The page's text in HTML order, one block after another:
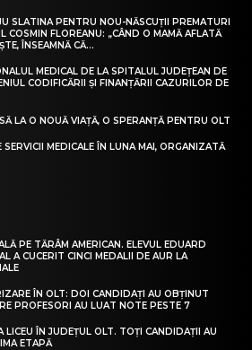
SLATINA PENTRU NOU-NĂSCUȚII PREMATURI
COSMIN FLOREANU: „CÂND O MAMĂ AFLATĂ
ÎNSEAMNĂ CĂ...
MEDICAL DE LA SPITALUL JUDEȚEAN DE
CODIFICĂRII ȘI FINANȚĂRII CAZURILOR DE
LA O NOUĂ VIAȚĂ, O SPERANȚĂ PENTRU OLT
MEDICALE ÎN LUNA MAI, ORGANIZATĂ
PE TĂRÂM AMERICAN. ELEVUL EDUARD
A CUCERIT CINCI MEDALII DE AUR LA
ÎN OLT: DOI CANDIDAȚI AU OBȚINUT
PROFESORI AU LUAT NOTE PESTE 7
LICEU ÎN JUDEȚUL OLT. TOȚI CANDIDAȚII AU
ETAPĂ